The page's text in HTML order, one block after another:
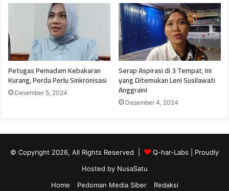
Petugas Pemadam Kebakaran
Kurang, Perda Perlu Sinkronisasi
Desember 5, 2024
Serap Aspirasi di 3 Tempat, Ini
yang Ditemukan Leni Susilawati
Anggraini
Desember 4, 2024
© Copyright 2026, All Rights Reserved | Q-har-Labs | Proudly
Hosted by NusaSatu
Home
Pedoman Media Siber Redaksi